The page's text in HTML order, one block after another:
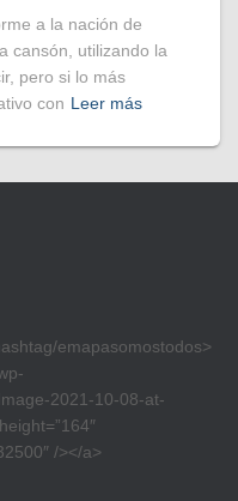
a la nación de
cansón, utilizando la
pero si lo más
con Leer más
emapasomostodos>
2021-10-08-at-
/></a>